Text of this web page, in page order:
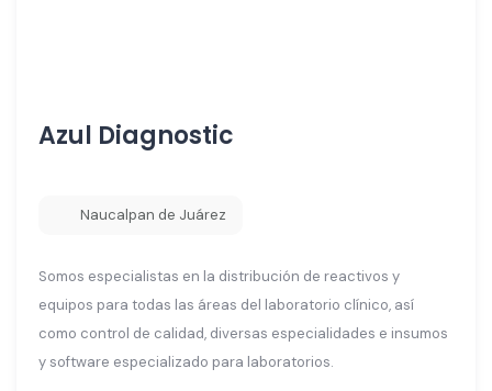
Azul Diagnostic
Naucalpan de Juárez
Somos especialistas en la distribución de reactivos y
equipos para todas las áreas del laboratorio clínico, así
como control de calidad, diversas especialidades e insumos
y software especializado para laboratorios.